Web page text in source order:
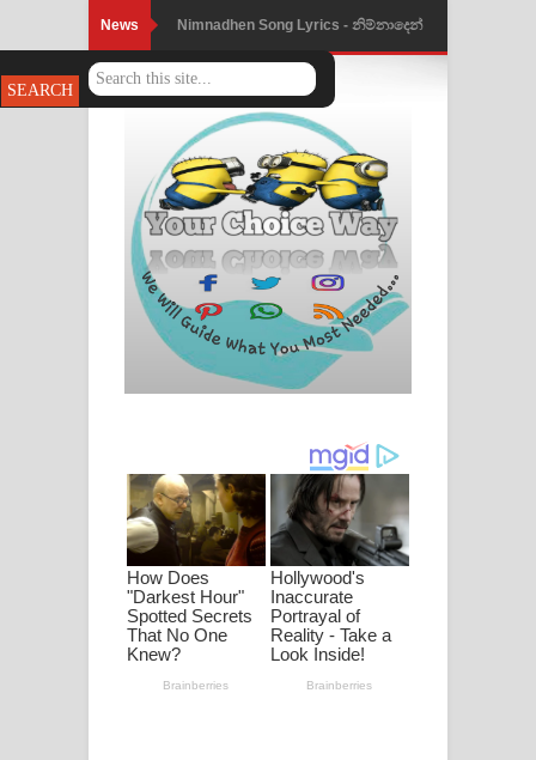
News Nimnadhen Song Lyrics - නිම්නාදෙන්
ගීතයේ පද පෙළ
Obamai Mage Adare Song Lyrics -
ඔබමයි මගේ ආදරේ ගීතයේ පද පෙළ
Pansal Gihin Song Lyrics - පන්සල් ගිහිං
ගීතයේ පද පෙළ
Ankeliya Song Lyrics - අංකෙළිය ගීතයේ
පද පෙළ
ගීතයේ පද පෙළ
MANAMALA KATHA Song Lyrics -
මනමාල කතා ගීතයේ පද පෙළ
Dai Dai Lyrics - Shakira, Burna Boy |
2026 football world cup song lyrics